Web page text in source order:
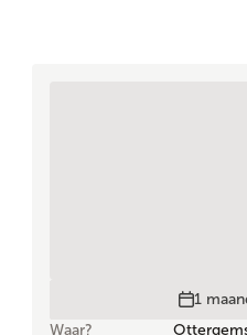
1
Waar?